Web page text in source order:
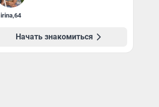
irina,64
Начать знакомиться